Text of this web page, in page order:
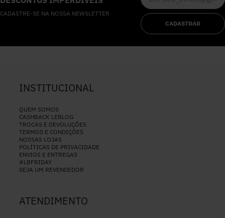
CADASTRE-SE NA NOSSA NEWSLETTER
CADASTRAR
INSTITUCIONAL
QUEM SOMOS
CASHBACK LEBLOG
TROCAS E DEVOLUÇÕES
TERMOS E CONDIÇÕES
NOSSAS LOJAS
POLÍTICAS DE PRIVACIDADE
ENVIOS E ENTREGAS
#LBFRIDAY
SEJA UM REVENDEDOR
ATENDIMENTO